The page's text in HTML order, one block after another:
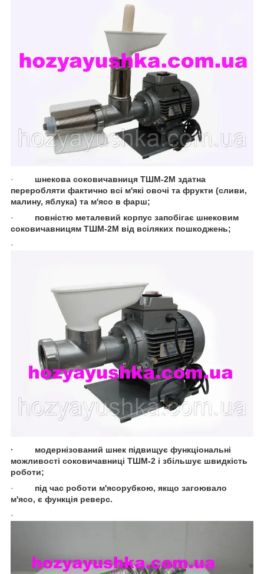
· шнекова соковичавниця ТШМ-2М здатна
переробляти фактично всі м'які овочі та фрукти (сливи,
малину, яблука) та м'ясо в фарш;
· повністю металевий корпус запобігає шнековим
соковичавницям ТШМ-2М від всіляких пошкоджень;
·
· модернізований шнек підвищує функціональні
можливості соковичавниці ТШМ-2 і збільшує швидкість
роботи;
· під час роботи м'ясорубкою, якщо загоювало
м'ясо, є функція реверс.
·